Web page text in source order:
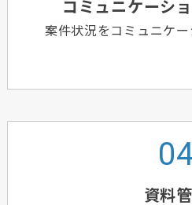
コミュニケーシ
案件状況をコミュニケ
資料